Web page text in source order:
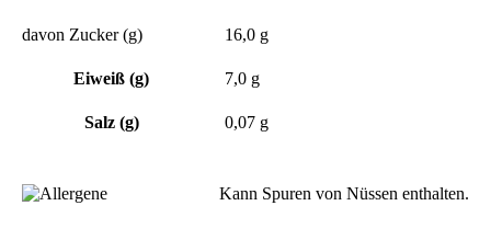
davon Zucker (g) 16,0 g
Eiweiß (g) 7,0 g
Salz (g) 0,07 g
Kann Spuren von Nüssen enthalten.